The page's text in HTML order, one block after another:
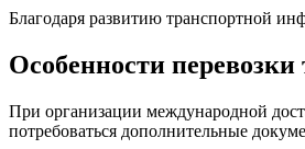
Благодаря развитию транспортной
Особенности перевозки
При организации международной
потребоваться дополнительные